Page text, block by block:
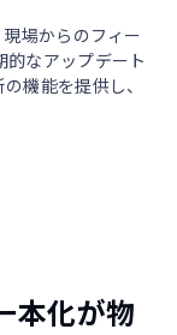
場からのフィー
的なアップデート
機能を提供し、
本化が物